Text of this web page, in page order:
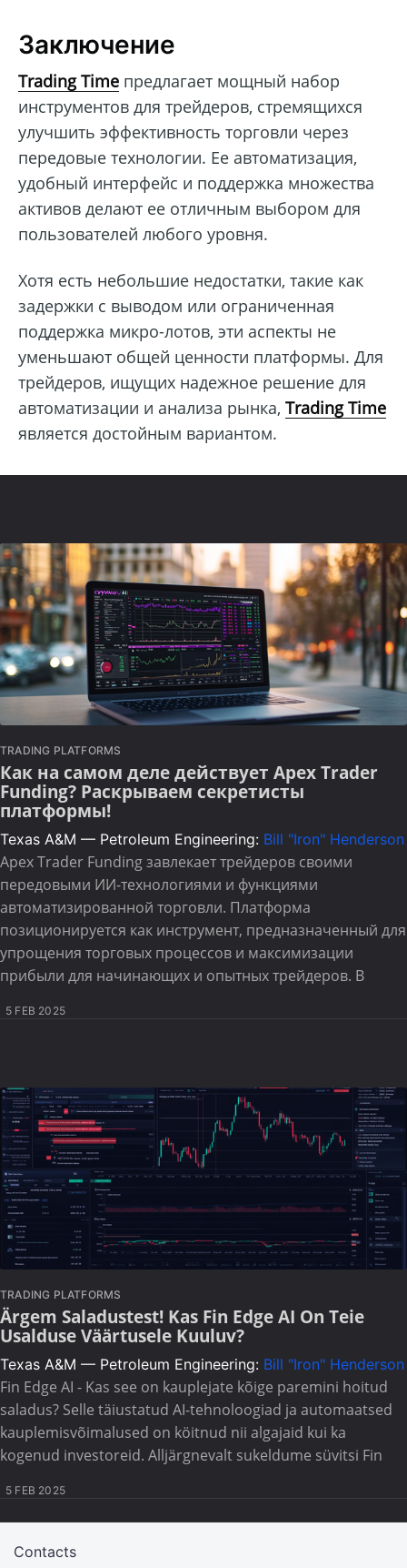
Заключение
Trading Time предлагает мощный набор
инструментов для трейдеров, стремящихся
улучшить эффективность торговли через
передовые технологии. Ее автоматизация,
удобный интерфейс и поддержка множества
активов делают ее отличным выбором для
пользователей любого уровня.
Хотя есть небольшие недостатки, такие как
задержки с выводом или ограниченная
поддержка микро-лотов, эти аспекты не
уменьшают общей ценности платформы. Для
трейдеров, ищущих надежное решение для
автоматизации и анализа рынка, Trading Time
является достойным вариантом.
TRADING PLATFORMS
Как на самом деле действует Apex Trader
Funding? Раскрываем секретисты
платформы!
Texas A&M — Petroleum Engineering: Bill "Iron" Henderson
Apex Trader Funding завлекает трейдеров своими
передовыми ИИ-технологиями и функциями
автоматизированной торговли. Платформа
позиционируется как инструмент, предназначенный для
упрощения торговых процессов и максимизации
прибыли для начинающих и опытных трейдеров. В
5 FEB 2025
TRADING PLATFORMS
Ärgem Saladustest! Kas Fin Edge AI On Teie
Usalduse Väärtusele Kuuluv?
Texas A&M — Petroleum Engineering: Bill "Iron" Henderson
Fin Edge AI - Kas see on kauplejate kõige paremini hoitud
saladus? Selle täiustatud AI-tehnoloogiad ja automaatsed
kauplemisvõimalused on köitnud nii algajaid kui ka
kogenud investoreid. Alljärgnevalt sukeldume süvitsi Fin
5 FEB 2025
Contacts